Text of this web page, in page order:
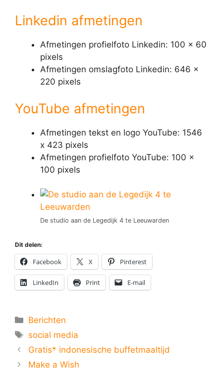
Linkedin afmetingen
Afmetingen profielfoto Linkedin: 100 x 60
pixels
Afmetingen omslagfoto Linkedin: 646 x
220 pixels
YouTube afmetingen
Afmetingen tekst en logo YouTube: 1546
x 423 pixels
Afmetingen profielfoto YouTube: 100 x
100 pixels
De studio aan de Legedijk 4 te Leeuwarden
Dit delen:
Facebook X Pinterest
LinkedIn Print E-mail
Categorieën
Berichten
Tags
social media
Gratis* indonesische buffetmaaltijd
Make a Wish